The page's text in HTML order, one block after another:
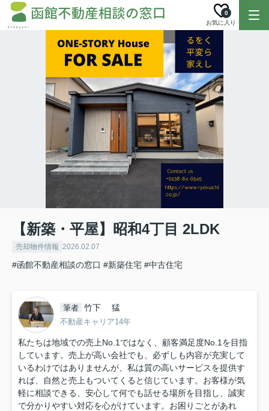
お気に入り
0
【新築・平屋】昭和4丁目 2LDK
売却物件情報 2026.02.07
#函館不動産相談の窓口 #新築住宅 #中古住宅
筆者 竹下 猛
不動産キャリア14年
私たちは地域での売上No.1ではなく、顧客満足度No.1を目指
しています。売上が高い会社でも、必ずしも内容が充実して
いるわけではありませんが、私は質の高いサービスを提供す
れば、自然と売上もついてくると信じています。お客様が気
軽に相談できる、安心して何でも話せる場所を目指し、誠実
で分かりやすい対応を心がけています。お困りごとがあれ